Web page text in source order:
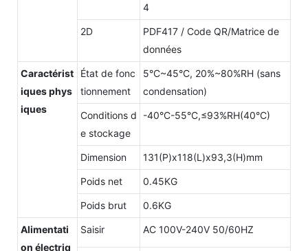
4
2D
PDF417 / Code QR/Matrice de
données
Caractérist
iques phys
iques
État de fonc
tionnement
5°C~45°C, 20%~80%RH (sans
condensation)
Conditions d
e stockage
-40°C-55°C,≤93%RH(40°C)
Dimension 131(P)x118(L)x93,3(H)mm
Poids net 0.45KG
Poids brut 0.6KG
Alimentati
on électriq
Saisir AC 100V-240V 50/60HZ